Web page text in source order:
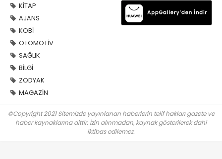
KİTAP
AJANS
KOBİ
OTOMOTİV
SAĞLIK
BİLGİ
ZODYAK
MAGAZİN
©Copyright 2021 Sitemizde yayınlanan haberlerin telif hakları gazete ve
haber kaynaklarına aittir. İzin alınmadan, kaynak gösterilerek dahi
iktibas edilemez.